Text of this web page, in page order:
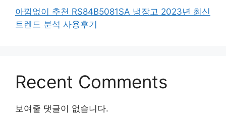
아낌없이 추천 RS84B5081SA 냉장고 2023년 최신
트렌드 분석 사용후기
Recent Comments
보여줄 댓글이 없습니다.